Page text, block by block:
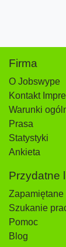
Firma
O Jobswype
Kontakt
Warunki
Prasa
Statystyki
Ankieta
Przydatne
Zapamiętane
Szukanie
Pomoc
Blog